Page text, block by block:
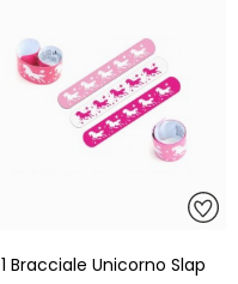
1 Bracciale Unicorno Slap